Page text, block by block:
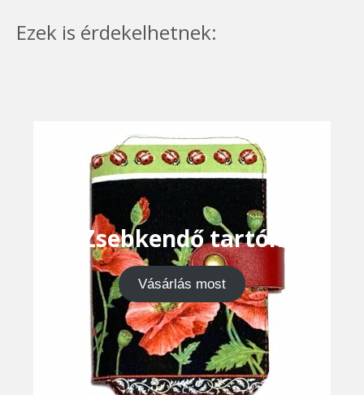
Ezek is érdekelhetnek:
Zsebkendő tartók
Vásárlás most